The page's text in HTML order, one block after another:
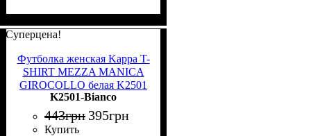
Суперцена!
Футболка женская Kappa T-
SHIRT MEZZA MANICA
GIROCOLLO белая K2501
Bianco
K2501-Bianco
443грн 395грн
Купить